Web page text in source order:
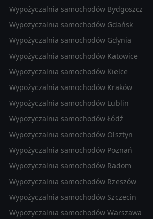
Wypożyczalnia samochodów Bydgoszcz
Wypożyczalnia samochodów Gdańsk
Wypożyczalnia samochodów Gdynia
Wypożyczalnia samochodów Katowice
Wypożyczalnia samochodów Kielce
Wypożyczalnia samochodów Kraków
Wypożyczalnia samochodów Lublin
Wypożyczalnia samochodów Łódź
Wypożyczalnia samochodów Olsztyn
Wypożyczalnia samochodów Poznań
Wypożyczalnia samochodów Radom
Wypożyczalnia samochodów Rzeszów
Wypożyczalnia samochodów Szczecin
Wypożyczalnia samochodów Warszawa